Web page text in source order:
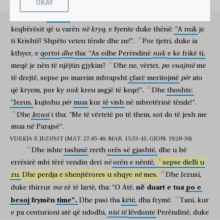
ἄνθρωπος οὗτος
ὄχλοι
turmat
ἐπὶ
për
τὴν θεωρίαν
shfaqjen
ταύτην,
këtë
θεωρήσαντες
duke vërejtur
τὰ
ato
γενόμενα,
që ndodhën
τύπτοντες
duke qëlluar
τὰ στήθη
kraharorët
ὑπέστρεφον.
ktheheshin
ἵστήκεισαν
qëndronin
δὲ
dhe
πάντες
të gjithë
οἱ γνωστοὶ
të njohurit
αὐτῷ
atij
ἀπὸ
nga
μακρόθεν,
larg
καὶ
dhe
γυναῖκες
gra
αἱ
ato
συνακολουθοῦσαι
që bashkëndjekin atë
ἀπὸ
nga
τῆς Γαλιλαίας,
Galileja
ὁρῶσαι
duke parë
ταῦτα.
këto
καὶ
dhe
ἰδοὺ,
ja
ἀνὴρ
burrë
ὀνόματι
emër
Ἰωσὴφ,
Jozef
βουλευτὴς
këshilltar
ὑπάρχων,
që është
ἀνὴρ
burrë
ἀγαθὸς
i mirë
καὶ
dhe
δίκαιος
i drejtë
(οὗτος
ky
οὐκ
nuk
ἦν
ishte
συνκατατεθειμένος
pajtuar
τῇ
βουλῇ
καὶ τῇ
πόλεως
qytet
τῶν Ἰουδαίων,
i judenjve
ὃς
i cili
προσεδέχετο
priste
τὴν Βασιλείαν
Mbretërinë
τοῦ
Θεοῦ.
e Perëndisë
οὗτος,
ky
προσελθὼν
duke ardhur pranë
τῷ Πειλάτῳ,
Pilatit
ᾐτήσατο
kërkoi
τὸ σῶμα
trupin
τοῦ Ἰησοῦ.
e Jezusit
καὶ
dhe
καθελὼν,
kur zbriti
ἐνετύλιξεν
mbështolli
αὐτὸ
σινδόνι
pëlhurë liri
καὶ
dhe
ἔθηκεν
vuri
αὐτὸν
atë
ἐν
në
μνήματι
varr
λαξευτῷ,
të latuar
οὗ
ku
οὐκ
nuk
ἦν
ishte
οὐδεὶς
asnjë
οὔπω
ende nuk
κείμενος.
shtrirë
καὶ
dhe
ἡμέρα
ditë
ἦν
ishte
judenjve, shpëto
keqbërësit që u varën në kryq, e fyente duke thënë: "A nuk je
ti Krishti? Shpëto veten tënde dhe ne!". Por tjetri, duke ia
kthyer, e qortoi dhe tha: "As edhe Perëndinë nuk e ke frikë ti,
meqë je nën të njëjtin gjykim? Dhe ne, vërtet, po vuajmë me
të drejtë, sepse po marrim mbrapsht çfarë meritojmë për ato
që kryem, por ky nuk kreu asgjë të keqe!". Dhe thoshte:
"Jezus, kujtohu për mua kur të vish në mbretërinë tënde!".
Dhe Jezusi i tha: "Me të vërtetë po të them, sot do të jesh me
mua në Parajsë".
VDEKJA E JEZUSIT (MAT. 27:45-46; MAR. 15:33-41; GJON. 19:28-30)
Dhe ishte tashmë rreth orës së gjashtë, dhe u bë
errësirë mbi tërë vendin deri në orën e nëntë, sepse dielli u
zu. Dhe perdja e shenjtërores u shqye në mes. Dhe Jezusi,
duke thirrur me zë të lartë, tha: "O Atë, në duart e tua po e
besoj frymën time". Dhe pasi tha këtë, dha frymë. Tani, kur
e pa centurioni atë që ndodhi, nisi të lëvdonte Perëndinë, duke
OKAY